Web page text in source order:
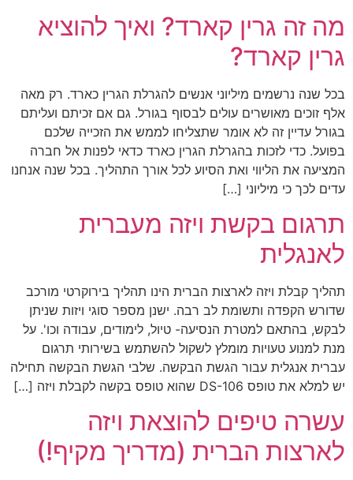
מה זה גרין קארד? ואיך להוציא
גרין קארד?
בכל שנה נרשמים מיליוני אנשים להגרלת הגרין כארד. רק מאה
אלף זוכים מאושרים עולים לבסוף בגורל. גם אם זכיתם ועליתם
בגורל עדיין זה לא אומר שתצליחו לממש את הזכייה שלכם
בפועל. כדי לזכות בהגרלת הגרין כארד כדאי לפנות אל חברה
המציעה את הליווי ואת הסיוע לכל אורך התהליך. בכל שנה אנחנו
עדים לכך כי מיליוני […]
תרגום בקשת ויזה מעברית
לאנגלית
תהליך קבלת ויזה לארצות הברית הינו תהליך בירוקרטי מורכב
שדורש הקפדה ותשומת לב רבה. ישנן מספר סוגי ויזות שניתן
לבקש, בהתאם למטרת הנסיעה- טיול, לימודים, עבודה וכו'. על
מנת למנוע טעויות מומלץ לשקול להשתמש בשירותי תרגום
עברית אנגלית עבור הגשת הבקשה. שלבי הגשת הבקשה תחילה
יש למלא את טופס DS-106 שהוא טופס בקשה לקבלת ויזה […]
עשרה טיפים להוצאת ויזה
לארצות הברית (מדריך מקיף!)